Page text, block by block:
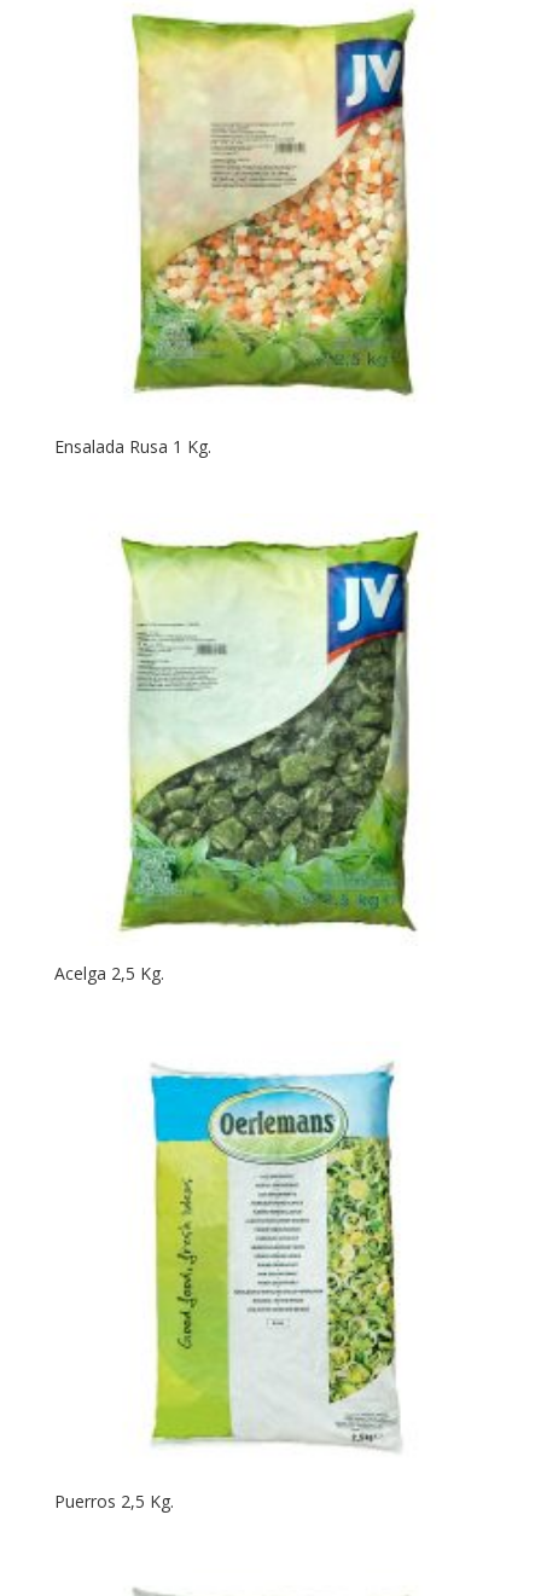
Ensalada Rusa 1 Kg.
Acelga 2,5 Kg.
Puerros 2,5 Kg.